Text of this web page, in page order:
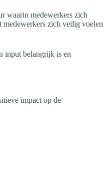
waarin medewerkers zich
medewerkers zich veilig voelen
input belangrijk is en
impact op de